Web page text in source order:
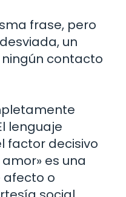
frase, pero
un
contacto
lenguaje
factor decisivo
es una
afecto o